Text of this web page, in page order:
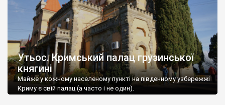
Утьос. Кримський палац грузинської
княгині
Майже у кожному населеному пункті на південному узбережжі
Криму є свій палац (а часто і не один).